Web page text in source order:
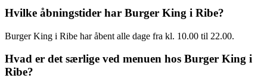
Hvilke åbningstider har Burger King i Ribe?
Burger King i Ribe har åbent alle dage fra kl. 10.00 til 22.00.
Hvad er det særlige ved menuen hos Burger King i
Ribe?